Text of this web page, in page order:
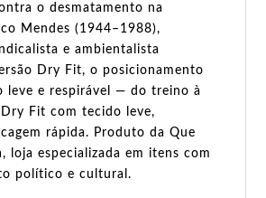
o desmatamento na
Mendes (1944–1988),
e ambientalista
Dry Fit, o posicionamento
leve e respirável — do treino à
Dry Fit com tecido leve,
rápida. Produto da Que
loja especializada em itens com
político e cultural.